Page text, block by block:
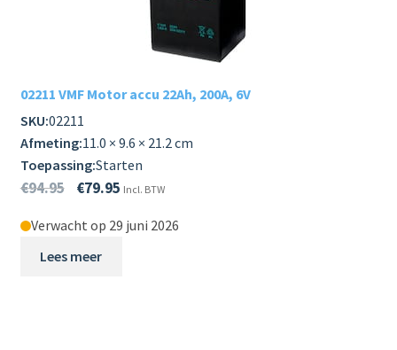
02211 VMF Motor accu 22Ah, 200A, 6V
SKU:02211
Afmeting:11.0 × 9.6 × 21.2 cm
Toepassing:Starten
€94.95 €79.95 Incl. BTW
Verwacht op 29 juni 2026
Lees meer